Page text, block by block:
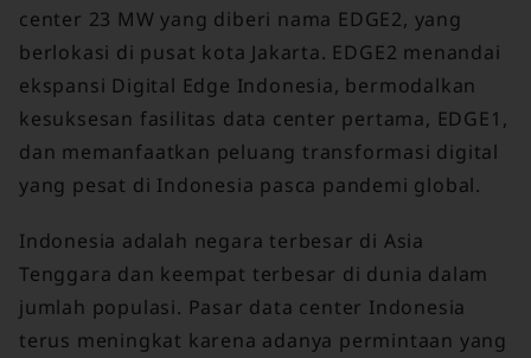
center 23 MW yang diberi nama EDGE2, yang
berlokasi di pusat kota Jakarta. EDGE2 menandai
ekspansi Digital Edge Indonesia, bermodalkan
kesuksesan fasilitas data center pertama, EDGE1,
dan memanfaatkan peluang transformasi digital
yang pesat di Indonesia pasca pandemi global.
Indonesia adalah negara terbesar di Asia
Tenggara dan keempat terbesar di dunia dalam
jumlah populasi. Pasar data center Indonesia
terus meningkat karena adanya permintaan yang